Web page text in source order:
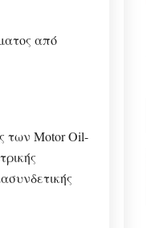
από
των Motor Oil-